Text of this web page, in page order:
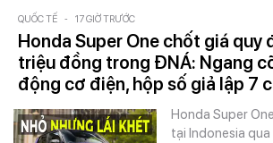
QUỐC TẾ - 17 GIỜ TRƯỚC
Honda Super One chốt giá quy
triệu đồng trong ĐNÁ: Ngang
động cơ điện, hộp số giả lập 7
Honda Super
tại Indonesia qua